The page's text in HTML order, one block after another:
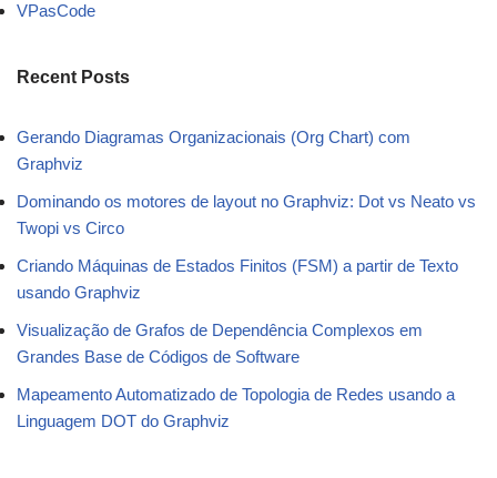
VPasCode
Recent Posts
Gerando Diagramas Organizacionais (Org Chart) com
Graphviz
Dominando os motores de layout no Graphviz: Dot vs Neato vs
Twopi vs Circo
Criando Máquinas de Estados Finitos (FSM) a partir de Texto
usando Graphviz
Visualização de Grafos de Dependência Complexos em
Grandes Base de Códigos de Software
Mapeamento Automatizado de Topologia de Redes usando a
Linguagem DOT do Graphviz